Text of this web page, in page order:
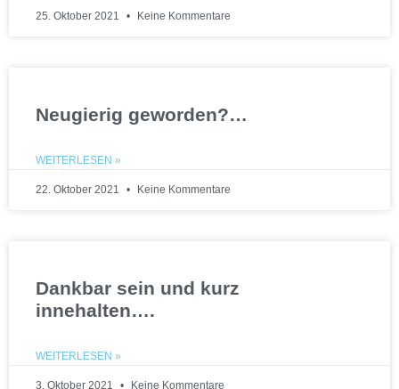
25. Oktober 2021 Keine Kommentare
Neugierig geworden?…
WEITERLESEN »
22. Oktober 2021 Keine Kommentare
Dankbar sein und kurz
innehalten….
WEITERLESEN »
3. Oktober 2021 Keine Kommentare